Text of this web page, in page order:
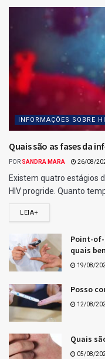
Veja a lista de
Caixa Loterias.
Com 5 acertos,
4 acertos: 89 apostas
3 acertos: 5209
Confira o resultado da
Para esse jogo, não
Ganhadores
Relacionados para
Tags: Últimos